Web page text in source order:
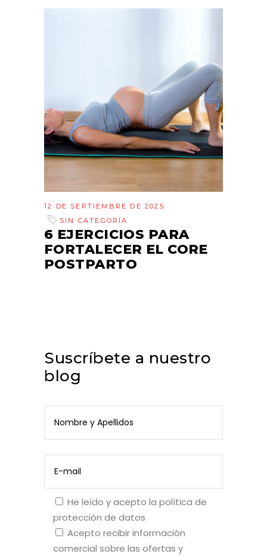
12 DE SEPTIEMBRE DE 2025
SIN CATEGORÍA
6 EJERCICIOS PARA
FORTALECER EL CORE
POSTPARTO
Suscríbete a nuestro
blog
He leído y acepto la política de
protección de datos
Acepto recibir información
comercial sobre las ofertas y